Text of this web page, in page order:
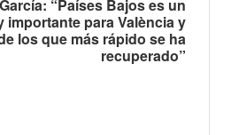
“Países Bajos es un
importante para València y
los que más rápido se ha
recuperado”